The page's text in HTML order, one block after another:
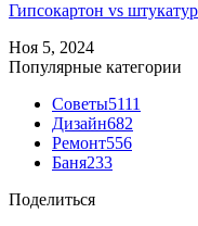
Гипсокартон vs
Ноя 5, 2024
Популярные категории
Советы5111
Дизайн682
Ремонт556
Баня233
Поделиться